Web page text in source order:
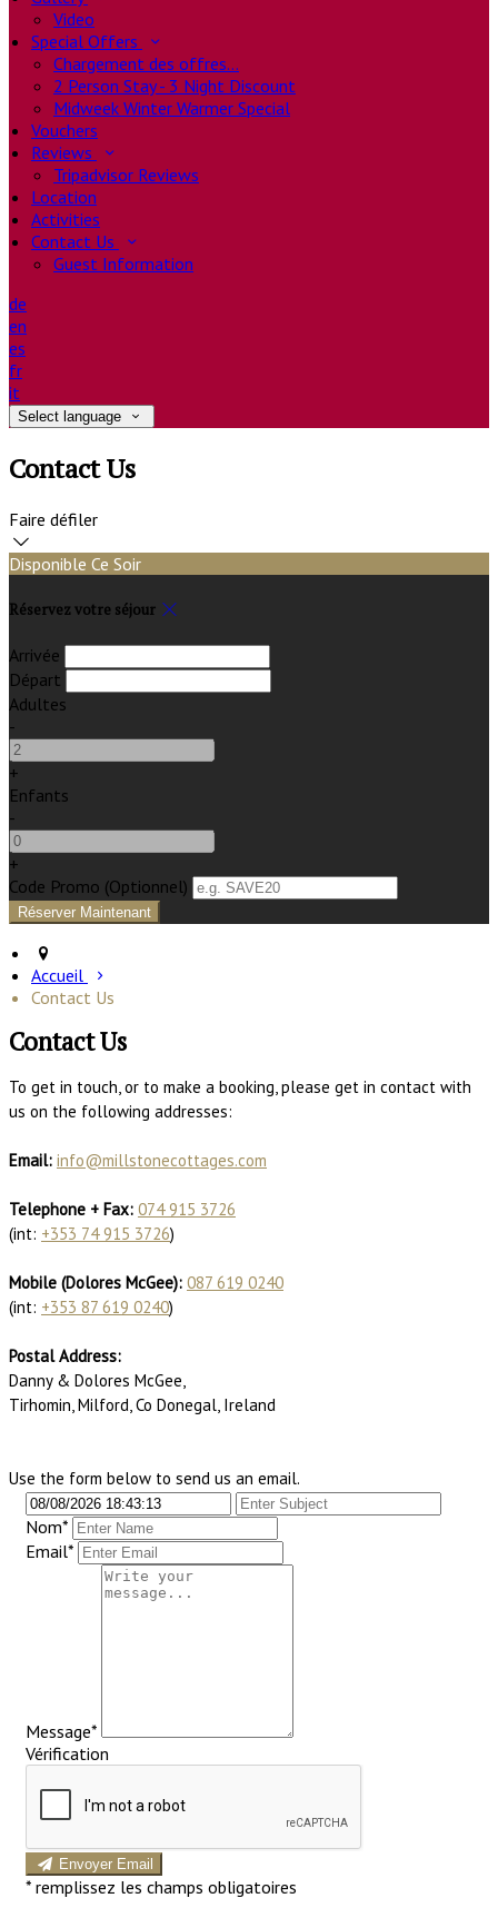
Video
Special Offers
Chargement des offres…
2 Person Stay - 3 Night Discount
Midweek Winter Warmer Special
Vouchers
Reviews
Tripadvisor Reviews
Location
Activities
Contact Us
Guest Information
de
en
es
fr
it
Select language
Contact Us
Faire défiler
Disponible Ce Soir
Réservez votre séjour
Arrivée
Départ
Adultes
-
+
Enfants
-
+
Code Promo (Optionnel)
Accueil
Contact Us
Contact Us
To get in touch, or to make a booking, please get in contact with
us on the following addresses:
Email: info@millstonecottages.com
Telephone + Fax: 074 915 3726
(int: +353 74 915 3726)
Mobile (Dolores McGee): 087 619 0240
(int: +353 87 619 0240)
Postal Address:
Danny & Dolores McGee,
Tirhomin, Milford, Co Donegal, Ireland
Use the form below to send us an email.
Nom*
Email*
Message*
Vérification
Envoyer Email
* remplissez les champs obligatoires